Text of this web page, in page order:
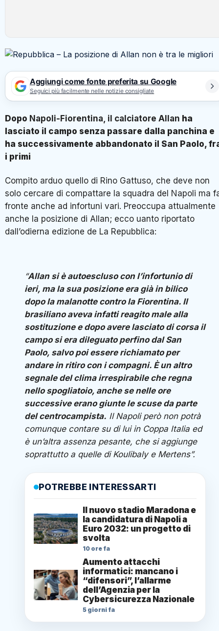
Aggiungi come fonte preferita su Google
Seguici più facilmente nelle notizie consigliate
Dopo Napoli-Fiorentina, il calciatore Allan ha
lasciato il campo senza passare dalla panchina e
ha successivamente abbandonato il San Paolo,
i primi
Compito arduo quello di Rino Gattuso, che deve non
solo cercare di compattare la squadra del Napoli ma
fronte anche ad infortuni vari. Preoccupa attualmente
anche la posizione di Allan; ecco uanto riportato
dall’odierna edizione de La Repubblica:
“Allan si è autoescluso con l’infortunio di
ieri, ma la sua posizione era già in bilico
dopo la malanotte contro la Fiorentina. Il
brasiliano aveva infatti reagito male alla
sostituzione e dopo avere lasciato di corsa il
campo si era dileguato perfino dal San
Paolo, salvo poi essere richiamato per
andare in ritiro con i compagni. È un altro
segnale del clima irrespirabile che regna
nello spogliatoio, anche se nelle ore
successive erano giunte le scuse da parte
del centrocampista. Il Napoli però non potrà
comunque contare su di lui in Coppa Italia ed
è un’altra assenza pesante, che si aggiunge
soprattutto a quelle di Koulibaly e Mertens”.
POTREBBE INTERESSARTI
Il nuovo stadio Maradona e
la candidatura di Napoli a
Euro 2032: un progetto di
svolta
10 ore fa
Aumento attacchi
informatici: mancano i
“difensori”, l’allarme
dell’Agenzia per la
Cybersicurezza Nazionale
5 giorni fa